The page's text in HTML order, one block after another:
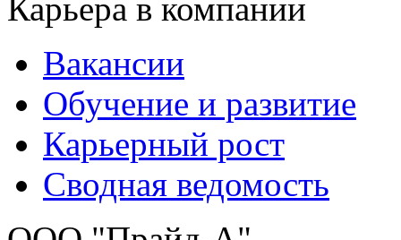
Карьера в компании
Вакансии
Обучение и развитие
Карьерный рост
Сводная ведомость